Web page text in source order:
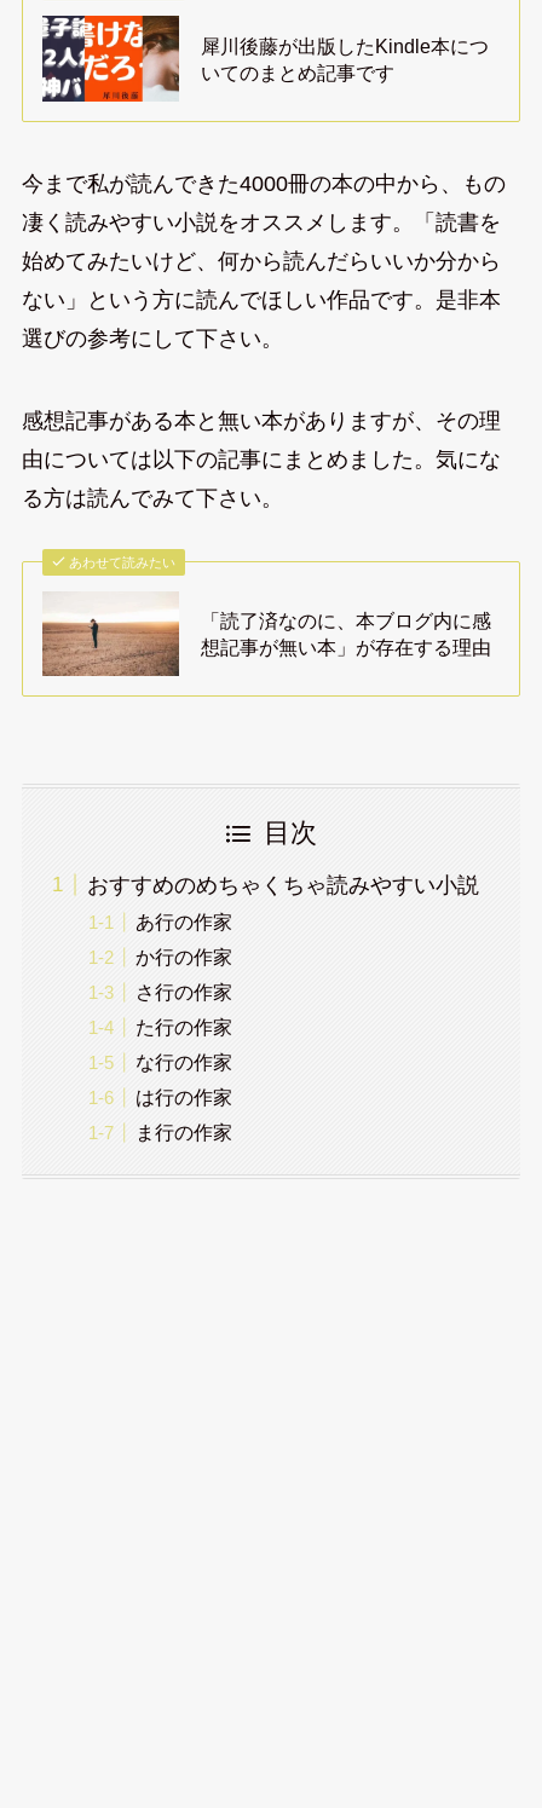
犀川後藤が出版したKindle本につ
いてのまとめ記事です
今まで私が読んできた4000冊の本の中から、もの
凄く読みやすい小説をオススメします。「読書を
始めてみたいけど、何から読んだらいいか分から
ない」という方に読んでほしい作品です。是非本
選びの参考にして下さい。
感想記事がある本と無い本がありますが、その理
由については以下の記事にまとめました。気にな
る方は読んでみて下さい。
あわせて読みたい
「読了済なのに、本ブログ内に感
想記事が無い本」が存在する理由
目次
おすすめのめちゃくちゃ読みやすい小説
あ行の作家
か行の作家
さ行の作家
た行の作家
な行の作家
は行の作家
ま行の作家